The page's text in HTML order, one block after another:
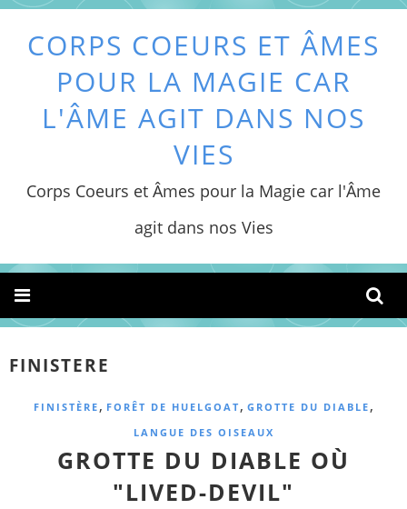
CORPS COEURS ET ÂMES
POUR LA MAGIE CAR
L'ÂME AGIT DANS NOS
VIES
Corps Coeurs et Âmes pour la Magie car l'Âme
agit dans nos Vies
FINISTERE
FINISTÈRE, FORÊT DE HUELGOAT, GROTTE DU DIABLE,
LANGUE DES OISEAUX
GROTTE DU DIABLE OÙ
"LIVED-DEVIL"